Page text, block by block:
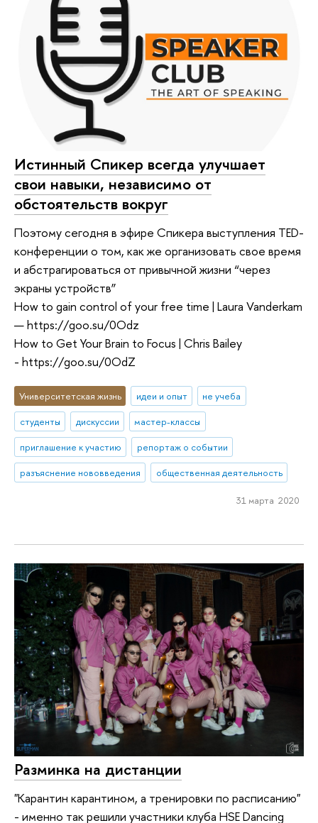
Истинный Спикер всегда улучшает
свои навыки, независимо от
обстоятельств вокруг
Поэтому сегодня в эфире Спикера выступления TED-
конференции о том, как же организовать свое время
и абстрагироваться от привычной жизни “через
экраны устройств”
How to gain control of your free time | Laura Vanderkam
— https://goo.su/0Odz
How to Get Your Brain to Focus | Chris Bailey
- https://goo.su/0OdZ
Университетская жизнь идеи и опыт
не учеба
студенты
дискуссии
мастер-классы
приглашение к участию
репортаж о событии
разъяснение нововведения
общественная деятельность
31 марта 2020
Разминка на дистанции
"Карантин карантином, а тренировки по расписанию"
- именно так решили участники клуба HSE Dancing